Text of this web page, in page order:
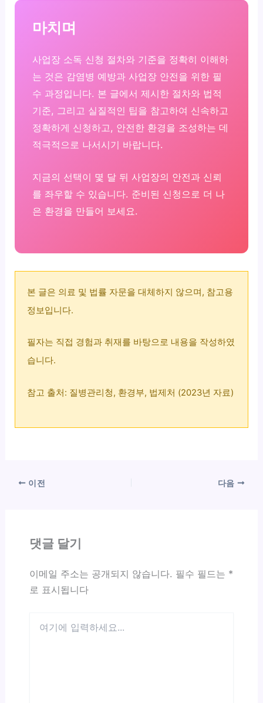
마치며
사업장 소독 신청 절차와 기준을 정확히 이해하
는 것은 감염병 예방과 사업장 안전을 위한 필
수 과정입니다. 본 글에서 제시한 절차와 법적
기준, 그리고 실질적인 팁을 참고하여 신속하고
정확하게 신청하고, 안전한 환경을 조성하는 데
적극적으로 나서시기 바랍니다.
지금의 선택이 몇 달 뒤 사업장의 안전과 신뢰
를 좌우할 수 있습니다. 준비된 신청으로 더 나
은 환경을 만들어 보세요.
본 글은 의료 및 법률 자문을 대체하지 않으며, 참고용
정보입니다.
필자는 직접 경험과 취재를 바탕으로 내용을 작성하였
습니다.
참고 출처: 질병관리청, 환경부, 법제처 (2023년 자료)
이전 다음
댓글 달기
이메일 주소는 공개되지 않습니다. 필수 필드는 *
로 표시됩니다